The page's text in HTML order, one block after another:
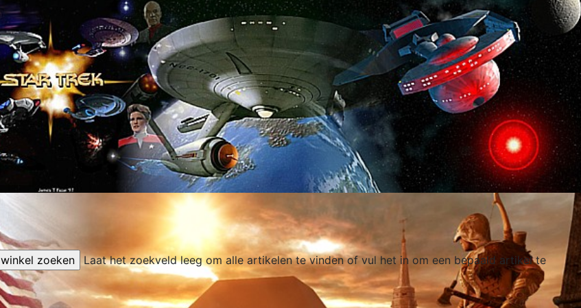
Laat het zoekveld leeg om alle artikelen te vinden of vul het in om een bepaald artikel te